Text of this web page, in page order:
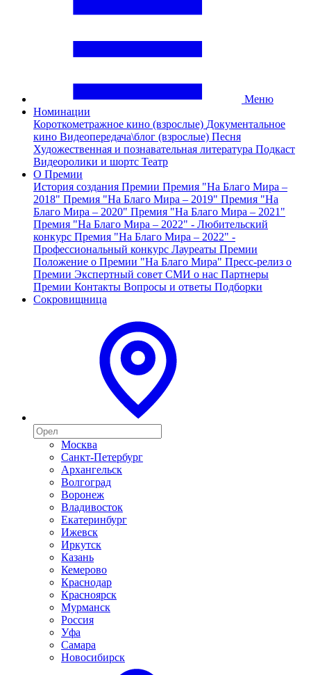
Меню
Номинации
Короткометражное кино (взрослые) Документальное
кино Видеопередача\блог (взрослые) Песня
Художественная и познавательная литература Подкаст
Видеоролики и шортс Театр
О Премии
История создания Премии Премия "На Благо Мира –
2018" Премия "На Благо Мира – 2019" Премия "На
Благо Мира – 2020" Премия "На Благо Мира – 2021"
Премия "На Благо Мира – 2022" - Любительский
конкурс Премия "На Благо Мира – 2022" -
Профессиональный конкурс Лауреаты Премии
Положение о Премии "На Благо Мира" Пресс-релиз о
Премии Экспертный совет СМИ о нас Партнеры
Премии Контакты Вопросы и ответы Подборки
Сокровищница
Москва
Санкт-Петербург
Архангельск
Волгоград
Воронеж
Владивосток
Екатеринбург
Ижевск
Иркутск
Казань
Кемерово
Краснодар
Красноярск
Мурманск
Россия
Уфа
Самара
Новосибирск